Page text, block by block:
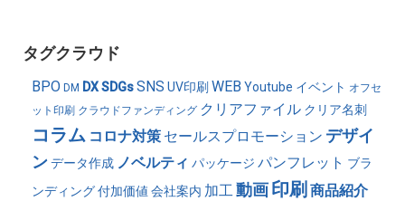
タグクラウド
BPO DM DXSDGsSNS UV印刷WEB Youtube イベント オフセ
ット印刷 クラウドファンディング クリアファイル クリア名刺
コラム コロナ対策 セールスプロモーション デザイ
ンデータ作成 ノベルティ パッケージ パンフレット ブラ
ンディング付加価値 会社案内 加工 動画印刷 商品紹介